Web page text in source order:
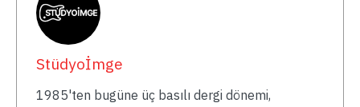
Stüdyoİmge
1985'ten bugüne üç basılı dergi dönemi,